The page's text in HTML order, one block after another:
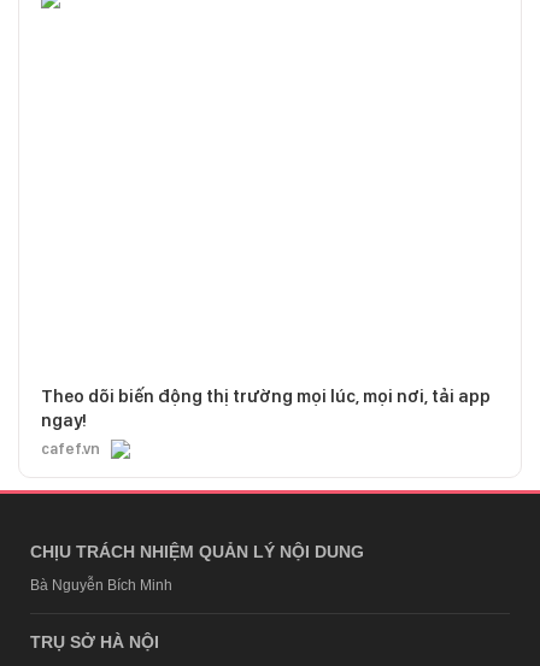
Theo dõi biến động thị trường mọi lúc, mọi nơi, tải app
ngay!
cafef.vn
CHỊU TRÁCH NHIỆM QUẢN LÝ NỘI DUNG
Bà Nguyễn Bích Minh
TRỤ SỞ HÀ NỘI